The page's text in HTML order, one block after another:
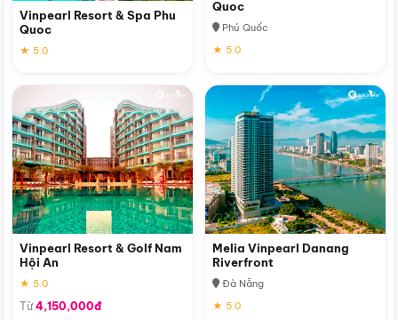
Vinpearl Resort & Spa Phu
Quoc
★ 5.0
Quoc
Phú Quốc
★ 5.0
Vinpearl Resort & Golf Nam
Hội An
★ 5.0
Từ4,150,000đ
Melia Vinpearl Danang
Riverfront
Đà Nẵng
★ 5.0